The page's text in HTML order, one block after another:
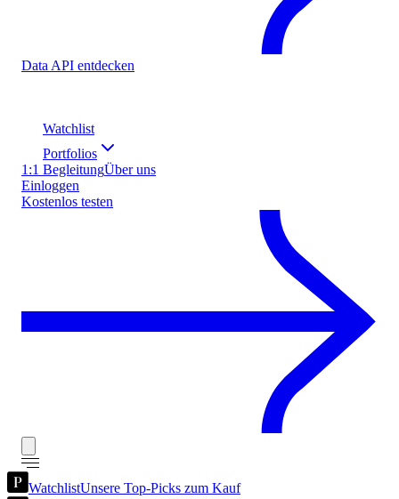
Data API entdecken
Watchlist
Portfolios
1:1 BegleitungÜber uns
Einloggen
Kostenlos testen
WatchlistUnsere Top-Picks zum Kauf